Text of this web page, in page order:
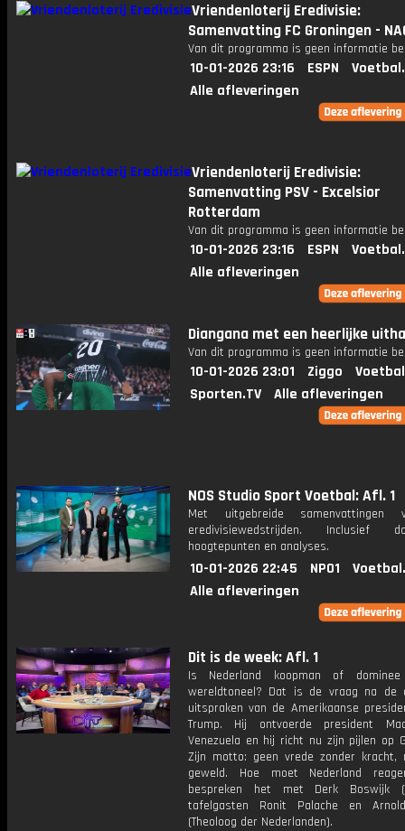
Vriendenloterij Eredivisie:
Samenvatting FC Groningen -
Van dit programma is geen informatie
10-01-2026 23:16 ESPN
Alle afleveringen
Vriendenloterij Eredivisie:
Samenvatting PSV - Excelsior
Rotterdam
Van dit programma is geen informatie
10-01-2026 23:16 ESPN
Alle afleveringen
Diangana met een heerlijke
Van dit programma is geen informatie
10-01-2026 23:01 Ziggo
Sporten.TV
Alle afleveringen
NOS Studio Sport Voetbal: Afl. 1
Met uitgebreide samenvattingen
eredivisiewedstrijden. Inclusief
hoogtepunten en analyses.
10-01-2026 22:45 NPO1
Alle afleveringen
Dit is de week: Afl. 1
Is Nederland koopman of
wereldtoneel? Dat is de vraag na de
uitspraken van de Amerikaanse
Trump. Hij ontvoerde president
Venezuela en hij richt nu zijn pijlen op
Zijn motto: geen vrede zonder kracht,
geweld. Hoe moet Nederland
bespreken het met Derk Boswijk
tafelgasten Ronit Palache en
(Theoloog der Nederlanden).